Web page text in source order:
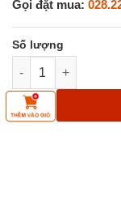
Gọi đặt mua:
Router - Phát Wifi